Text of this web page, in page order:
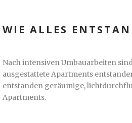
WIE ALLES
Nach intensiven Umbauarbeiten
ausgestattete Apartments
entstanden geräumige,
Apartments.